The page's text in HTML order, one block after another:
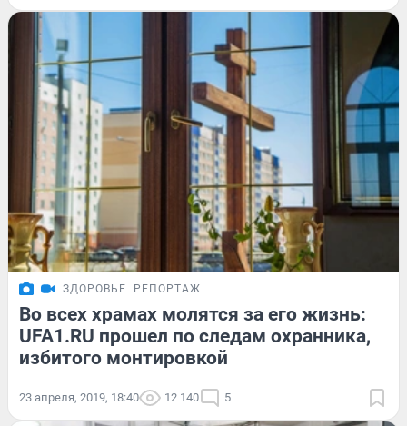
ЗДОРОВЬЕ РЕПОРТАЖ
Во всех храмах молятся за его жизнь:
UFA1.RU прошел по следам охранника,
избитого монтировкой
23 апреля, 2019, 18:40 12 140 5